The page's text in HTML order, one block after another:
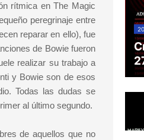
rítmica en The Magic
peregrinaje entre
reparar en ello), fue
de Bowie fueron
realizar su trabajo a
y Bowie son de esos
Todas las dudas se
al último segundo.
de aquellos que no